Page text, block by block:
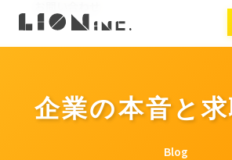
アクセス
導入事例
企業の本音と
Blog